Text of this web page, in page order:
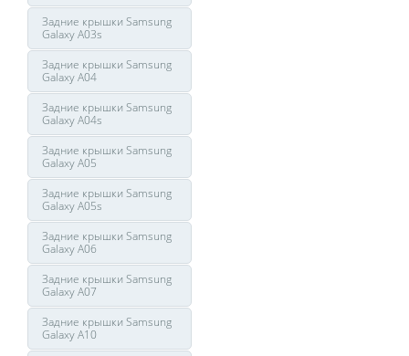
Задние крышки Samsung
Galaxy A03s
Задние крышки Samsung
Galaxy A04
Задние крышки Samsung
Galaxy A04s
Задние крышки Samsung
Galaxy A05
Задние крышки Samsung
Galaxy A05s
Задние крышки Samsung
Galaxy A06
Задние крышки Samsung
Galaxy A07
Задние крышки Samsung
Galaxy A10